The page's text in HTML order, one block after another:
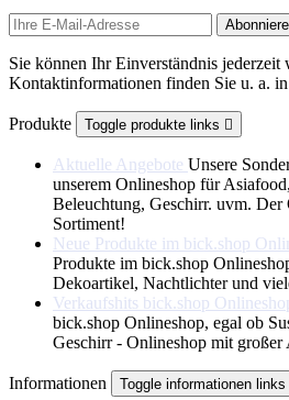
Sie können Ihr Einverständnis jederzeit
Kontaktinformationen finden Sie u. a.
Produkte Toggle produkte links 
Aktuelle Angebote Unsere
unserem Onlineshop für
Beleuchtung, Geschirr. uvm. Der
Sortiment!
Neue Produkte im bick.shop
Produkte im bick.shop
Dekoartikel, Nachtlichter und
Verkaufshits bick.shop
bick.shop Onlineshop, egal ob
Geschirr - Onlineshop mit großer
Informationen Toggle informationen links